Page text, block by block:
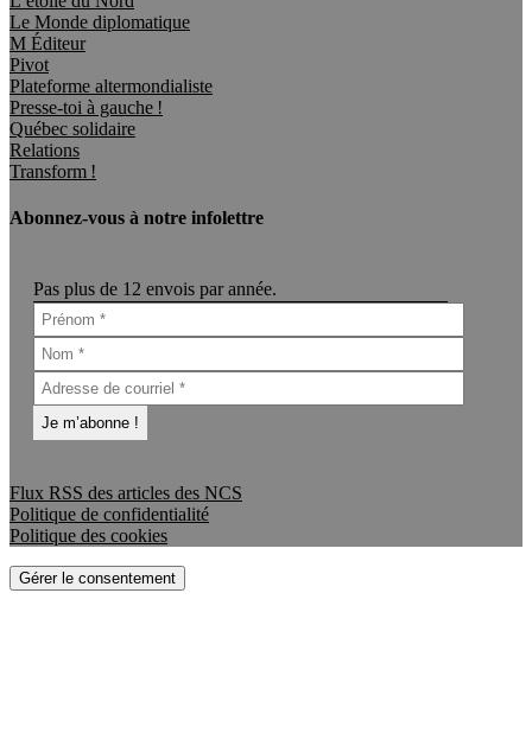
Le Monde diplomatique
M Éditeur
Pivot
Plateforme altermondialiste
Presse-toi à gauche !
Québec solidaire
Relations
Transform !
Abonnez-vous à notre infolettre
Pas plus de 12 envois par année.
Flux RSS des articles des NCS
Politique de confidentialité
Politique des cookies
Gérer le consentement